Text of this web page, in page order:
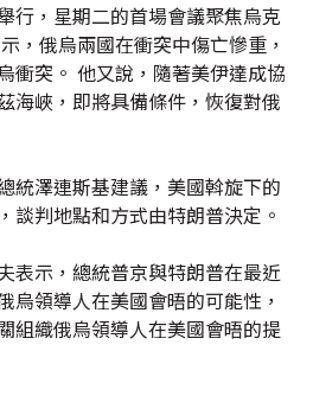
行，星期二的首場會議聚焦烏克
，俄烏兩國在衝突中傷亡慘重，
衝突。 他又說，隨著美伊達成協
海峽，即將具備條件，恢復對俄
統澤連斯基建議，美國斡旋下的
談判地點和方式由特朗普決定。
表示，總統普京與特朗普在最近
烏領導人在美國會晤的可能性，
組織俄烏領導人在美國會晤的提